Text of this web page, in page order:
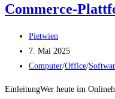
Site123
Intuitiver
Editor
&
Commerce-
Beitrags-
Autor:
Pietwien
Beitrag
veröffentlicht:
7. Mai 2025
Beitrags-
Computer/Office/
EinleitungWer heute im